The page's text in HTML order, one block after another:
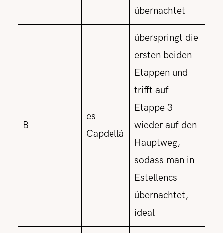
übernachtet
B
es
Capdellá
überspringt die
ersten beiden
Etappen und
trifft auf
Etappe 3
wieder auf den
Hauptweg,
sodass man in
Estellencs
übernachtet,
ideal